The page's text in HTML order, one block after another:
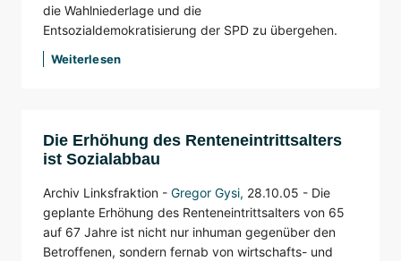
die Wahlniederlage und die
Entsozialdemokratisierung der SPD zu übergehen.
Weiterlesen
Die Erhöhung des Renteneintrittsalters
ist Sozialabbau
Archiv Linksfraktion - Gregor Gysi, 28.10.05 - Die
geplante Erhöhung des Renteneintrittsalters von 65
auf 67 Jahre ist nicht nur inhuman gegenüber den
Betroffenen, sondern fernab von wirtschafts- und